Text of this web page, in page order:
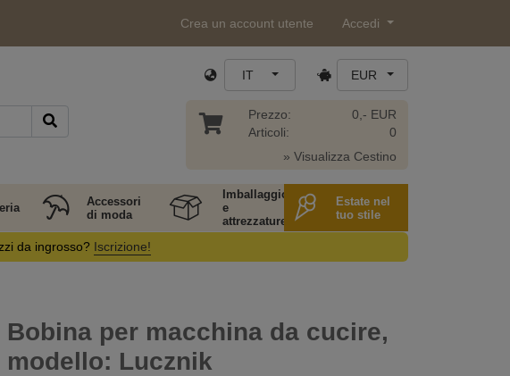
Crea un account utente Accedi
IT EUR
Prezzo:
Articoli:
0,- EUR
0
» Visualizza Cestino
Accessori
di moda
Imballaggio
e
attrezzature
Estate nel
tuo stile
da ingrosso? Iscrizione!
Bobina per macchina da cucire,
modello: Lucznik